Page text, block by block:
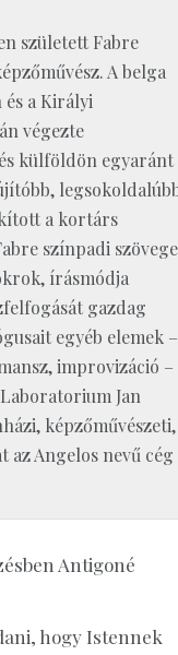
született Fabre
A belga
a Királyi
végezte
külföldön egyaránt
a kortárs
színpadi
írásmódja
gazdag
egyéb elemek –
improvizáció –
Jan
képzőművészeti,
az Angelos nevű cég
Antigoné
hogy Istennek